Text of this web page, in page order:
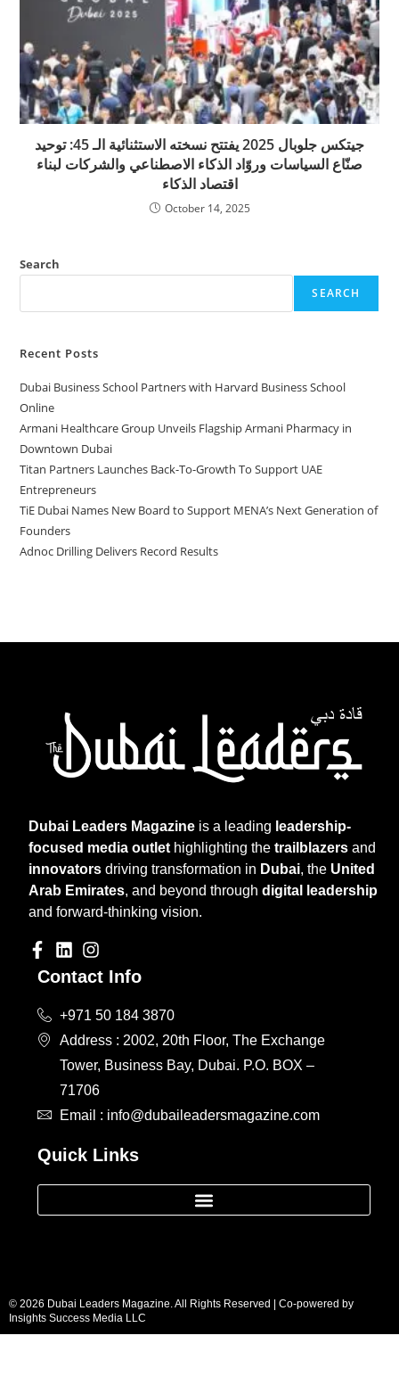
جيتكس جلوبال 2025 يفتتح نسخته الاستثنائية الـ 45: توحيد
صنّاع السياسات وروّاد الذكاء الاصطناعي والشركات لبناء
اقتصاد الذكاء
October 14, 2025
Search
SEARCH
Recent Posts
Dubai Business School Partners with Harvard Business School
Online
Armani Healthcare Group Unveils Flagship Armani Pharmacy in
Downtown Dubai
Titan Partners Launches Back-To-Growth To Support UAE
Entrepreneurs
TiE Dubai Names New Board to Support MENA’s Next Generation of
Founders
Adnoc Drilling Delivers Record Results
Dubai Leaders Magazine is a leading leadership-
focused media outlet highlighting thetrailblazers and
innovators driving transformation in Dubai, the United
Arab Emirates, and beyond throughdigital leadership
and forward-thinking vision.
Contact Info
+971 50 184 3870
Address : 2002, 20th Floor, The Exchange
Tower, Business Bay, Dubai. P.O. BOX –
71706
Email : info@dubaileadersmagazine.com
Quick Links
© 2026 Dubai Leaders Magazine. All Rights Reserved | Co-powered by
Insights Success Media LLC